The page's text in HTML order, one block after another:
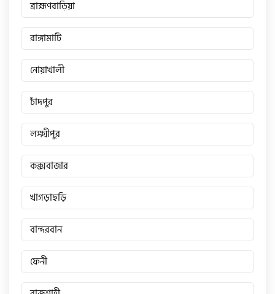
ব্রাহ্মণবাড়িয়া
রাঙ্গামাটি
নোয়াখালী
চাঁদপুর
লক্ষ্মীপুর
কক্সবাজার
খাগড়াছড়ি
বান্দরবান
ফেনী